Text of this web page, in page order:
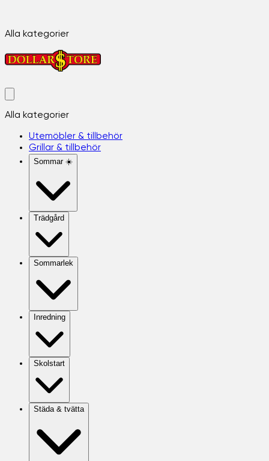
Alla kategorier
Alla kategorier
Utemöbler & tillbehör
Grillar & tillbehör
Sommar ☀️
Trädgård
Sommarlek
Inredning
Skolstart
Städa & tvätta